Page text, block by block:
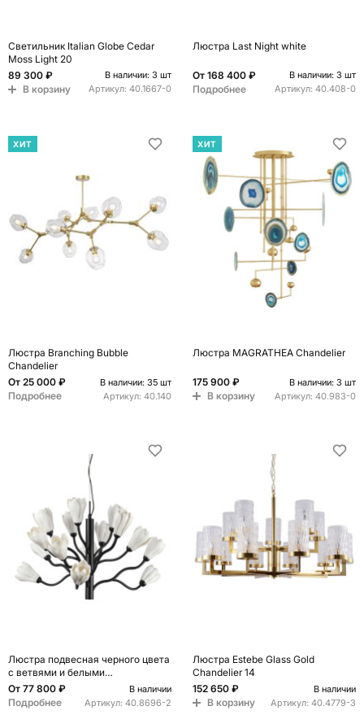
Светильник Italian Globe Cedar
Moss Light 20
89 300 ₽
В наличии: 3 шт
В корзину Артикул: 40.1667-0
Люстра Last Night white
От 168 400 ₽ В наличии: 3 шт
Подробнее Артикул: 40.408-0
ХИТ
Люстра Branching Bubble
Chandelier
От 25 000 ₽ В наличии: 35 шт
Подробнее Артикул: 40.140
ХИТ
Люстра MAGRATHEA Chandelier
175 900 ₽ В наличии: 3 шт
В корзину Артикул: 40.983-0
Люстра подвесная черного цвета
с ветвями и белыми
фарфоровыми цветами Floralis
От 77 800 ₽ В наличии
Подробнее Артикул: 40.8696-2
Люстра Estebe Glass Gold
Chandelier 14
152 650 ₽
В наличии
В корзину Артикул: 40.4779-3